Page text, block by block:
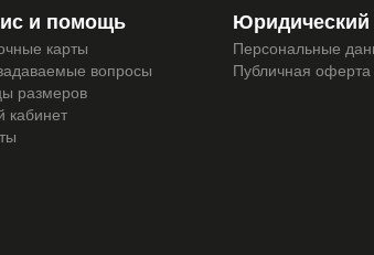
и помощь
карты
вопросы
размеров
кабинет
Юридический
Персональные
Публичная оферта